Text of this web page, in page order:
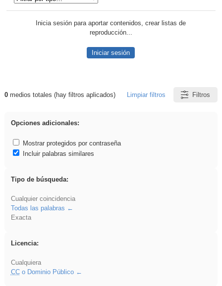
Inicia sesión para aportar contenidos, crear listas de
reproducción...
Iniciar sesión
Resultados de: Binnorie
0medios totales (hay filtros aplicados) Limpiar filtros Filtros
Opciones adicionales:
Mostrar protegidos por contraseña
Incluir palabras similares
Tipo de búsqueda:
Cualquier coincidencia
Todas las palabras
Exacta
Licencia:
Cualquiera
CCo Dominio Público